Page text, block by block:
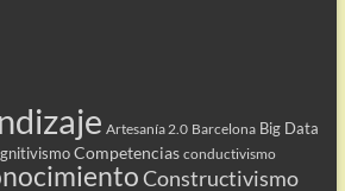
Artesanía 2.0 Barcelona Big Data
Competencias conductivismo
Constructivismo